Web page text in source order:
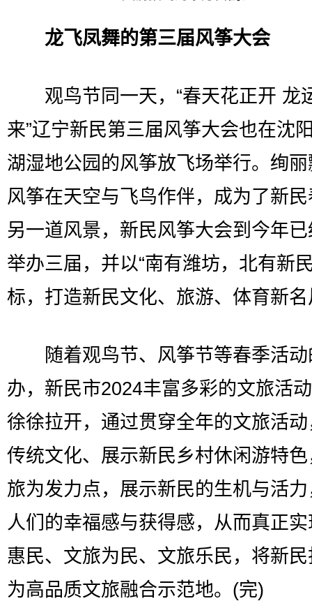
龙飞凤舞的第三届风筝大会
观鸟节同一天，“春天花正开 龙
来”辽宁新民第三届风筝大会也在沈
湖湿地公园的风筝放飞场举行。绚
风筝在天空与飞鸟作伴，成为了新
另一道风景，新民风筝大会到今年
举办三届，并以“南有潍坊，北有新
标，打造新民文化、旅游、体育新
随着观鸟节、风筝节等春季活动
办，新民市2024丰富多彩的文旅活
徐徐拉开，通过贯穿全年的文旅活
传统文化、展示新民乡村休闲游特
旅为发力点，展示新民的生机与活
人们的幸福感与获得感，从而真正
惠民、文旅为民、文旅乐民，将新
为高品质文旅融合示范地。(完)